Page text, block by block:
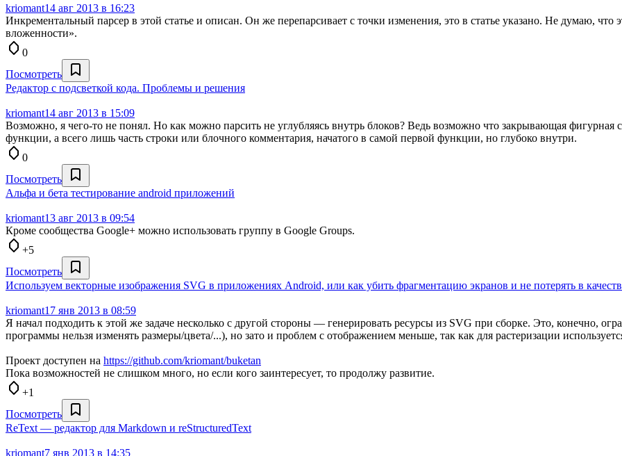
kriomant14 авг 2013 в 16:23
Инкрементальный парсер в этой статье и описан. Он же перепарсивает с точки изменения, это в статье указано. Не думаю,
вложенности».
0
Посмотреть
Редактор с подсветкой кода. Проблемы и решения
kriomant14 авг 2013 в 15:09
Возможно, я чего-то не понял. Но как можно парсить не углубляясь внутрь блоков? Ведь возможно что закрывающая фигурная
функции, а всего лишь часть строки или блочного комментария, начатого в самой первой функции, но глубоко внутри.
0
Посмотреть
Альфа и бета тестирование android приложений
kriomant13 авг 2013 в 09:54
Кроме сообщества Google+ можно использовать группу в Google Groups.
+5
Посмотреть
Используем векторные изображения SVG в приложениях Android, или как убить фрагментацию экранов и не потерять в
kriomant17 янв 2013 в 08:59
Я начал подходить к этой же задаче несколько с другой стороны — генерировать ресурсы из SVG при сборке. Это, конечно,
программы нельзя изменять размеры/цвета/...), но зато и проблем с отображением меньше, так как для растеризации
Проект доступен на https://github.com/kriomant/buketan
Пока возможностей не слишком много, но если кого заинтересует, то продолжу развитие.
+1
Посмотреть
ReText — редактор для Markdown и reStructuredText
kriomant7 янв 2013 в 14:35